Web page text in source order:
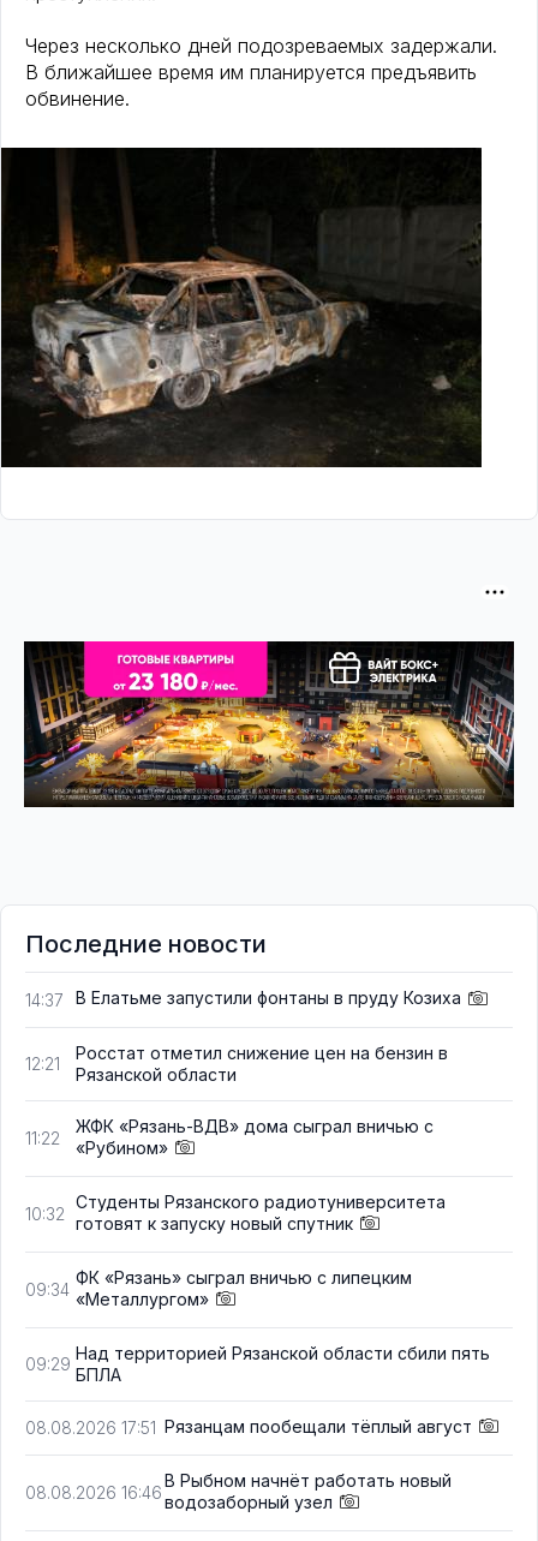
Через несколько дней подозреваемых задержали.
В ближайшее время им планируется предъявить
обвинение.
Последние новости
14:37 В Елатьме запустили фонтаны в пруду Козиха
12:21
Росстат отметил снижение цен на бензин в
Рязанской области
11:22
ЖФК «Рязань-ВДВ» дома сыграл вничью с
«Рубином»
10:32
Студенты Рязанского радиотуниверситета
готовят к запуску новый спутник
09:34
ФК «Рязань» сыграл вничью с липецким
«Металлургом»
09:29
Над территорией Рязанской области сбили пять
БПЛА
08.08.2026 17:51 Рязанцам пообещали тёплый август
08.08.2026 16:46
В Рыбном начнёт работать новый
водозаборный узел